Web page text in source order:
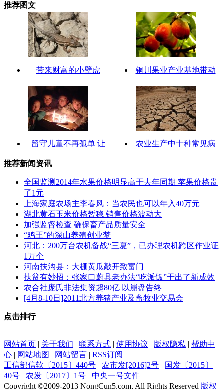
推荐图文
带来财富的小壁虎 铜川果业产业基地带动
留守儿童不再孤单 让 农业生产中十种常见病
推荐新闻资讯
全国监测2014年水果价格明显高于去年同期 苹果价格贵
了1元
上海家庭农场主李春风：当农民也可以年入40万元
湖北黄石玉米价格暂稳 销售价格波动大
加强监督检查 确保畜产品质量安全
“鸡王”的深山养殖创业梦
河北：200万台农机备战“三夏”，已办理农机跨区作业证
1万个
河南扶沟县：大棚黄瓜敲开致富门
扶贫有妙招：张家口蔚县老办法“吃派饭”干出了新成效
农合社庞氏非法集资超80亿 以崩盘告终
[4月8-10日]2011北方养猪产业及畜牧业交易会
点击排行
网站首页 | 关于我们 | 联系方式 | 使用协议 | 版权隐私 | 帮助中
心 | 网站地图 | 网站留言 | RSS订阅
工信部信软〔2015〕440号
农市发[2016]2号
国发〔2015〕
40号
农发〔2017〕1号
中央一号文件
Copyright ©2009-2013 NongCun5.com, All Rights Reserved 版权